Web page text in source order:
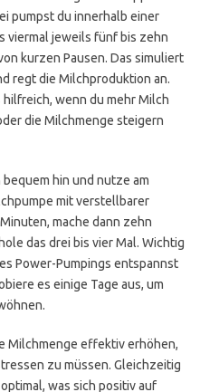
pumpst du innerhalb einer
viermal jeweils fünf bis zehn
kurzen Pausen. Das simuliert
regt die Milchproduktion an.
wenn du mehr Milch
die Milchmenge steigern
hin und nutze am
mit verstellbarer
mache dann zehn
das drei bis vier Mal. Wichtig
Power-Pumpings entspannst
es einige Tage aus, um
Milchmenge effektiv erhöhen,
zu müssen. Gleichzeitig
was sich positiv auf